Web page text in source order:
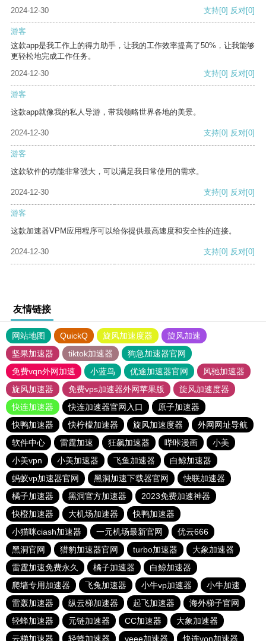
2024-12-30
支持[0] 反对[0]
游客
这款app是我工作上的得力助手，让我的工作效率提高了50%，让我能够
更轻松地完成工作任务。
2024-12-30
支持[0] 反对[0]
游客
这款app就像我的私人导游，带我领略世界各地的美景。
2024-12-30 支持[0] 反对[0]
游客
这款软件的功能非常强大，可以满足我日常使用的需求。
2024-12-30 支持[0] 反对[0]
游客
这款加速器VPM应用程序可以给你提供最高速度和安全性的连接。
2024-12-30 支持[0] 反对[0]
友情链接
网站地图 QuickQ 旋风加速度器
旋风加速
坚果加速器
tiktok加速器
狗急加速器官网
免费vqn外网加速
小蓝鸟 优途加速器官网
风驰加速器
旋风加速器
免费vps加速器外网苹果版
旋风加速度器
快连加速器
快连加速器官网入口
原子加速器
快鸭加速器
快柠檬加速器 旋风加速度器
外网网址导航
软件中心
雷霆加速 狂飙加速器 哔咔漫画
小美
小美vpn
小美加速器 飞鱼加速器
白鲸加速器
蚂蚁vp加速器官网
黑洞加速下载器官网
快联加速器
橘子加速器
黑洞官方加速器
2023免费加速神器
快橙加速器
大机场加速器
快鸭加速器
小猫咪ciash加速器
一元机场最新官网
优云666
黑洞官网
猎豹加速器官网 turbo加速器
大象加速器
雷霆加速免费永久
橘子加速器
白鲸加速器
爬墙专用加速器
飞兔加速器 小牛vp加速器
小牛加速
雷轰加速器
纵云梯加速器 起飞加速器
海外梯子官网
轻蜂加速器
元链加速器 CC加速器
大象加速器
云梯加速器
轻蜂加速器 veee加速器 快连vρn加速器